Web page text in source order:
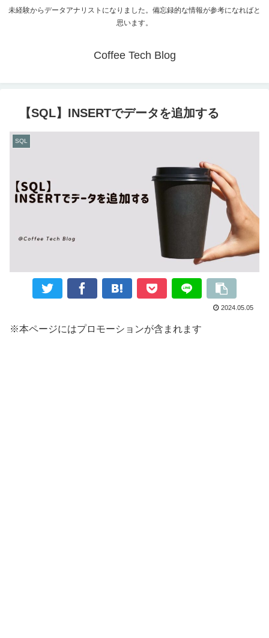
未経験からデータアナリストになりました。備忘録的な情報が参考になればと
思います。
Coffee Tech Blog
【SQL】INSERTでデータを追加する
SQL
2024.05.05
※本ページにはプロモーションが含まれます